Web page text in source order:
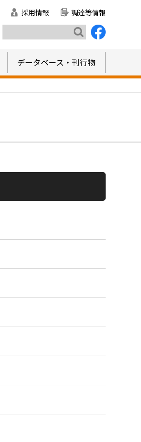
採用情報 調達等情報
データベース・刊行物